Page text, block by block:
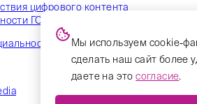
цифрового контента
ГОСТ
Мы используем cookie-
сделать наш сайт более
даете на этосогласие.